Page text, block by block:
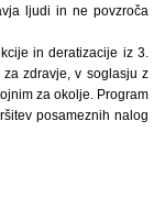
ljudi in ne povzroča
in deratizacije iz 3.
zdravje, v soglasju z
za okolje. Program
posameznih nalog